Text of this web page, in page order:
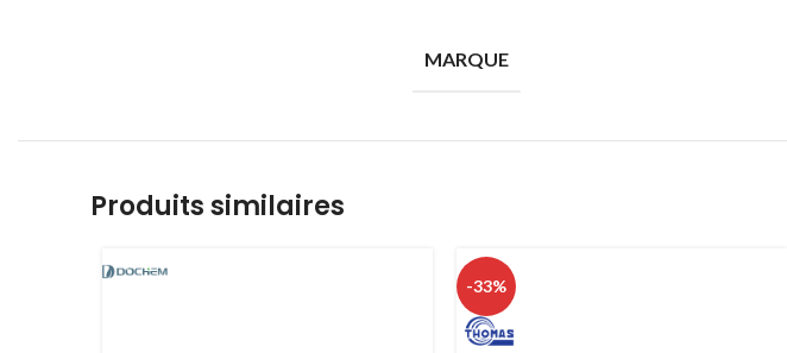
MARQUE
Produits similaires
-33%